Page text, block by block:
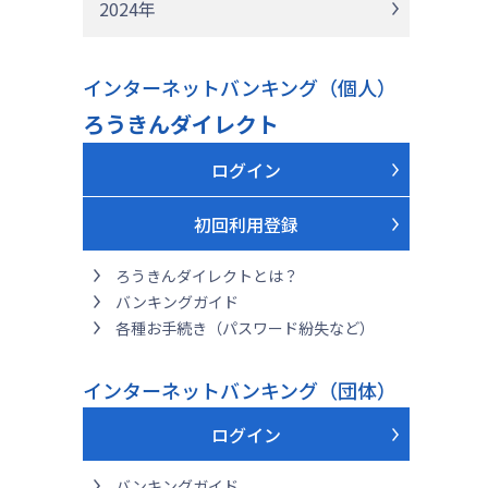
2024年
インターネットバンキング（個人）
ろうきんダイレクト
ログイン
初回利用登録
ろうきんダイレクトとは？
バンキングガイド
各種お手続き（パスワード紛失など）
インターネットバンキング（団体）
ログイン